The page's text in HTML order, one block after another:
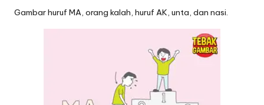
Gambar huruf MA, orang kalah, huruf AK, unta, dan nasi.